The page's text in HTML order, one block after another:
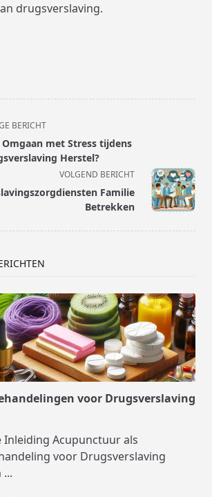
drugsverslaving.
BERICHT
Omgaan met Stress tijdens
Herstel?
VOLGEND BERICHT
Familie
Betrekken
voor Drugsverslaving
Acupunctuur als
voor Drugsverslaving
...